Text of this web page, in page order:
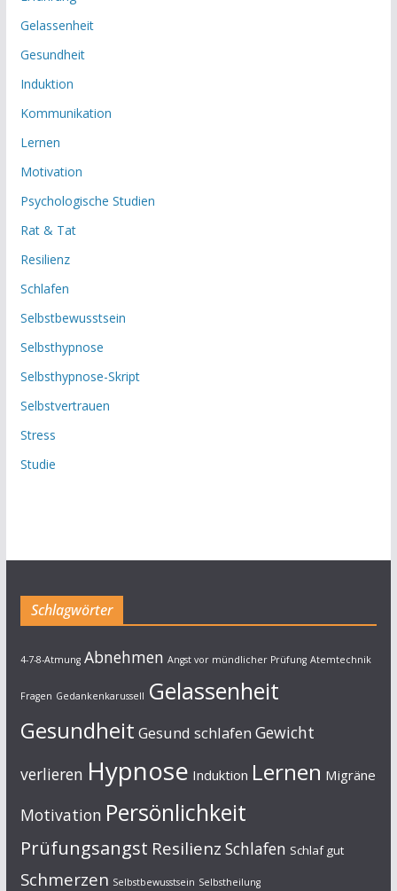
Gelassenheit
Gesundheit
Induktion
Kommunikation
Lernen
Motivation
Psychologische Studien
Rat & Tat
Resilienz
Schlafen
Selbstbewusstsein
Selbsthypnose
Selbsthypnose-Skript
Selbstvertrauen
Stress
Studie
Schlagwörter
4-7-8-Atmung Abnehmen Angst vor mündlicher Prüfung Atemtechnik
Fragen Gedankenkarussell Gelassenheit
Gesundheit Gesund schlafen Gewicht
verlieren Hypnose Induktion Lernen Migräne
Motivation Persönlichkeit
Prüfungsangst Resilienz Schlafen Schlaf gut
Schmerzen Selbstbewusstsein Selbstheilung